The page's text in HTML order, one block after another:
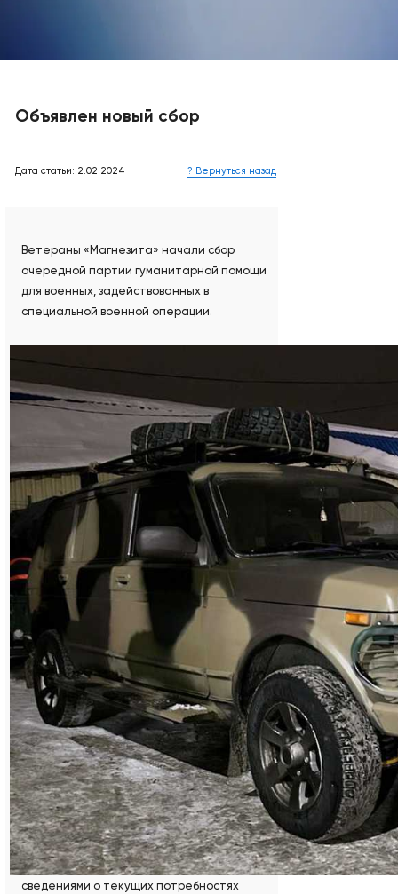
? Вернуться назад
Дата статьи: 2.02.2024
Ветераны «Магнезита» начали сбор
очередной партии гуманитарной помощи
для военных, задействованных в
специальной военной операции.
Объявлен новый сбор
В январе на линию боевого
соприкосновения была доставлена
передача от серебряных волонтёров
предприятия, в которой были бережно
упакованы 200 пар «самогревов» –
самонагревающихся стелек, партия
тельняшек и около сотни пар связанных
заботливыми руками носков и варежек. Груз
к месту назначения уже в который раз
доставил предприниматель, волонтёр и
отец участника СВО Константин Воронцов.
На обратном пути он прислал голосовое
сообщение с благодарностью от воинов и
сведениями о текущих потребностях